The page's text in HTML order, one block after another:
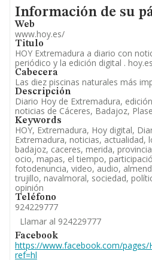
Información oficial y
Informacion de su página web
Información de su
Web
www.hoy.es/
Titulo
HOY Extremadura a diario con
periódico y la edición digital . hoy.es
Cabecera
Las diez piscinas naturales más
Descripción
Diario Hoy de Extremadura,
noticias de Cáceres, Badajoz,
Keywords
HOY, Extremadura, Hoy digital,
Extremadura, noticias, actualidad,
badajoz, caceres, merida,
ocio, mapas, el tiempo,
fotodenuncia, video, audio,
trujillo, navalmoral, sociedad,
opinión
Teléfono
924229777
Llamar al 924229777
Facebook
https://www.facebook.com/pages/
ref=hl